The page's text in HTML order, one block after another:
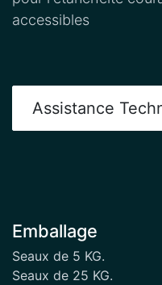
accessibles
Assistance
Emballage
Seaux de 5 KG.
Seaux de 25 KG.